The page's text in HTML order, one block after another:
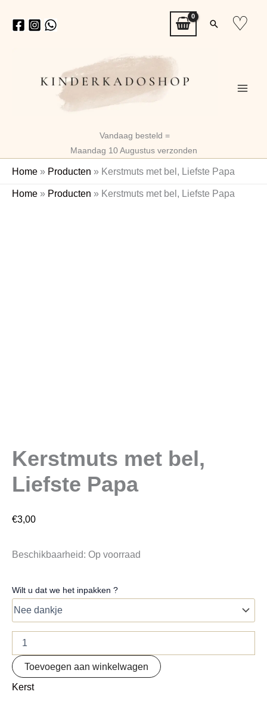
naar
Zoeken
♡
Vandaag besteld =
Maandag 10 Augustus verzonden
Home » Producten » Kerstmuts met bel, Liefste Papa
Home » Producten » Kerstmuts met bel, Liefste Papa
Kerstmuts met bel,
Liefste Papa
€3,00
Beschikbaarheid: Op voorraad
Wilt u dat we het inpakken ?
Kerstmuts
Toevoegen aan winkelwagen
Kerst